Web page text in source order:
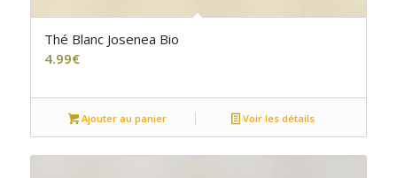
Thé Blanc Josenea Bio
4.99€
Ajouter au panier Voir les détails